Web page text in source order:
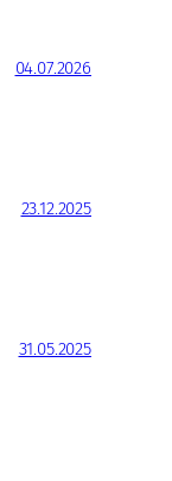
04.07.2026
23.12.2025
31.05.2025